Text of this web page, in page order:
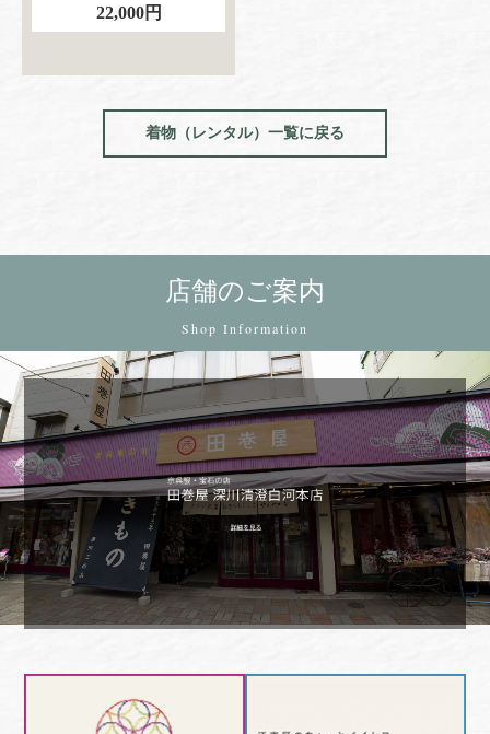
22,000円
着物（レンタル）一覧に戻る
店舗のご案内
Shop Information